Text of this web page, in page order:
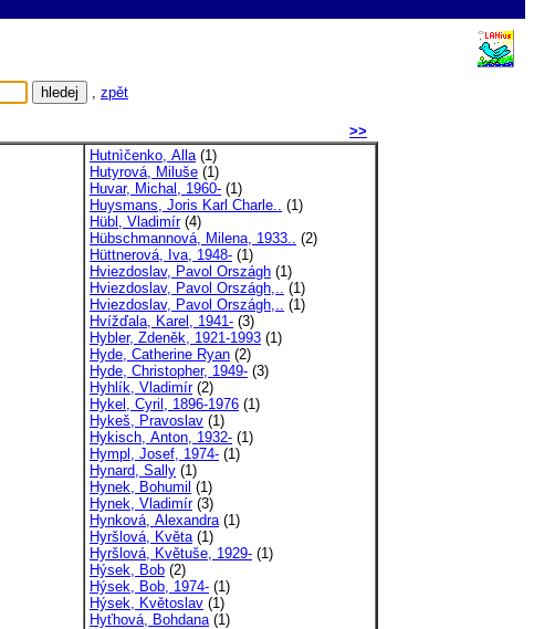
, zpět
>>
Hutnìčenko, Alla(1)
Hutyrová, Miluše (1)
Huvar, Michal, 1960- (1)
Huysmans, Joris Karl Charle.. (1)
Hübl, Vladimír(4)
Hübschmannová, Milena, 1933.. (2)
Hüttnerová, Iva, 1948- (1)
Hviezdoslav, Pavol Országh (1)
Hviezdoslav, Pavol Országh,.. (1)
Hviezdoslav, Pavol Országh,.. (1)
Hvížďala, Karel, 1941- (3)
Hybler, Zdeněk, 1921-1993 (1)
Hyde, Catherine Ryan (2)
Hyde, Christopher, 1949- (3)
Hyhlík, Vladimír(2)
Hykel, Cyril, 1896-1976 (1)
Hykeš, Pravoslav (1)
Hykisch, Anton, 1932- (1)
Hympl, Josef, 1974- (1)
Hynard, Sally (1)
Hynek, Bohumil (1)
Hynek, Vladimír(3)
Hynková, Alexandra(1)
Hyršlová, Květa(1)
Hyršlová, Květuše, 1929- (1)
Hýsek, Bob (2)
Hýsek, Bob, 1974- (1)
Hýsek, Květoslav (1)
Hyťhová, Bohdana(1)